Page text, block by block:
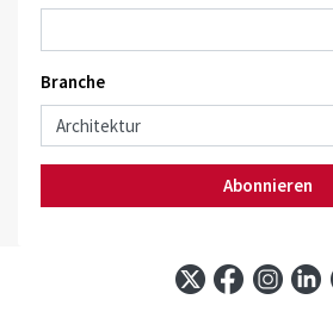
Branche
Abonnieren